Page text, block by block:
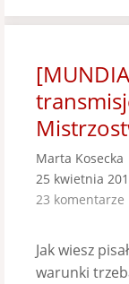
Marta Kosecka
25 kwietnia
23 komentarze
Jak wiesz
warunki